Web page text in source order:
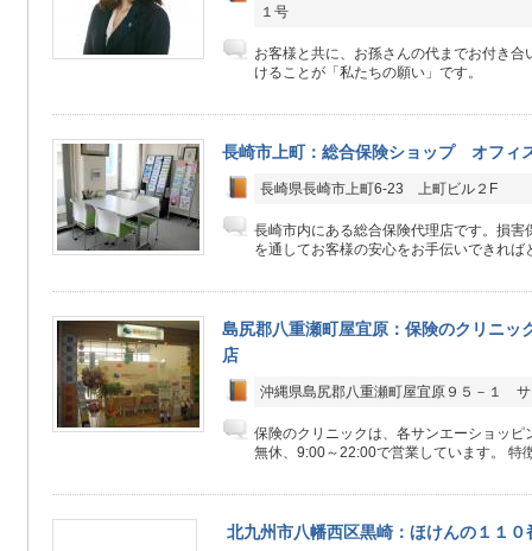
１号
お客様と共に、お孫さんの代までお付き
けることが「私たちの願い」です。
長崎市上町：総合保険ショップ オフィ
長崎県長崎市上町6-23 上町ビル２F
長崎市内にある総合保険代理店です。損害
を通してお客様の安心をお手伝いできれば
島尻郡八重瀬町屋宜原：保険のクリニ
店
沖縄県島尻郡八重瀬町屋宜原９５－１
保険のクリニックは、各サンエーショッ
無休、9:00～22:00で営業しています。 特
北九州市八幡西区黒崎：ほけんの１１